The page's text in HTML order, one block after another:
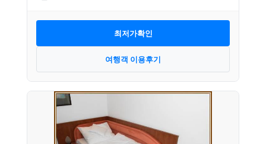
최저가확인
여행객 이용후기